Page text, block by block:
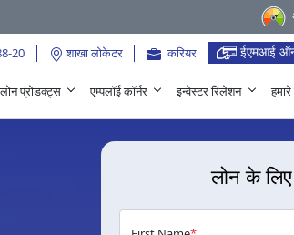
20 शाखा लोकेटर करियर ईएमआई
लोन प्रोडक्ट्स एम्पलॉई कॉर्नर इन्वेस्टर रिलेशन
लोन के